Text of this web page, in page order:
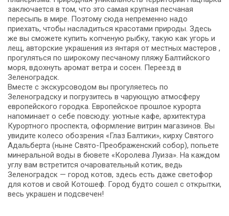
заключается в том, что это самая крупная песчаная
пересыпь в мире. Поэтому сюда непременно надо
приехать, чтобы насладиться красотами природы. Здесь
же вы сможете купить копченую рыбку, такую как угорь и
лещ, авторские украшения из янтаря от местных мастеров ,
прогуляться по широкому песчаному пляжу Балтийского
моря, вдохнуть аромат ветра и сосен. Переезд в
Зеленоградск.
Вместе с экскурсоводом вы прогуляетесь по
Зеленоградску и погрузитесь в чарующую атмосферу
европейского городка. Европейское прошлое курорта
напоминает о себе повсюду: уютные кафе, архитектура
Курортного проспекта, оформление витрин магазинов. Вы
увидите колесо обозрения «Глаз Балтики», кирху Святого
Адальберта (ныне Свято-Преображенский собор), попьете
минеральной воды в бювете «Королева Луиза». На каждом
углу вам встретится очаровательный котик, ведь
Зеленоградск — город котов, здесь есть даже светофор
для котов и свой Котошеф. Город будто сошел с открытки,
весь украшен и подсвечен!